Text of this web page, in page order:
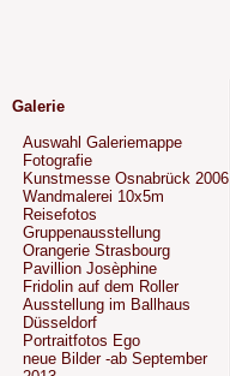
Galerie
Auswahl Galeriemappe
Fotografie
Kunstmesse Osnabrück 2006
Wandmalerei 10x5m
Reisefotos
Gruppenausstellung
Orangerie Strasbourg
Pavillion Josèphine
Fridolin auf dem Roller
Ausstellung im Ballhaus
Düsseldorf
Portraitfotos Ego
neue Bilder -ab September